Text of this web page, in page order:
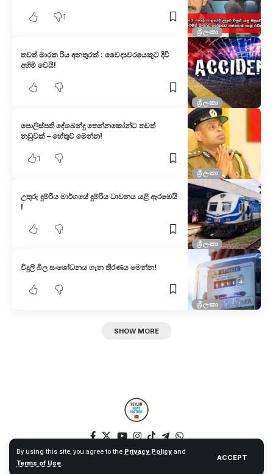
By using this site, you agree to the Privacy Policy and
Terms of Use.
ACCEPT
ශ්‍රී ලංකා
1
ශ්‍රී ලංකා
තවත් මාරක රිය අනතුරක් : වෛද්‍යවරයෙකුට දිවි
අහිමි වෙයි!
ශ්‍රී ලංකා
පොලිස්පති දේශබන්දු තෙන්නකෝන්ට තවත්
නඩුවක් – හේතුව මෙන්න!
1
ශ්‍රී ලංකා
උතුරු දුම්රිය මාර්ගයේ දුම්රිය ධාවනය යළි ඇරඹෙයි
!
ශ්‍රී ලංකා
විදුලි බිල සංශෝධනය ගැන තීරණය මෙන්න!
SHOW MORE
© 2025 Ceylon News Factory. All Rights Reserved. – Web by NT –